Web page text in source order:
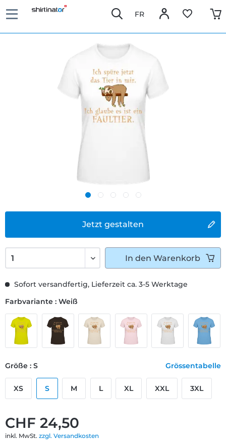
FR
Jetzt gestalten
CHF 24,50
inkl. MwSt. zzgl. Versandkosten
Sofort versandfertig, Lieferzeit ca. 3-5 Werktage
Farbvariante : Weiß
Größe : S Grössentabelle
XS S M L XL XXL 3XL
In den Warenkorb